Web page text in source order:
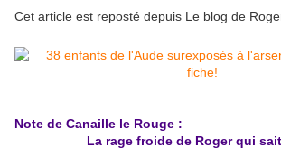
Cet article est reposté depuis Le blog de
Note de Canaille le Rouge :
La rage froide de Roger qui